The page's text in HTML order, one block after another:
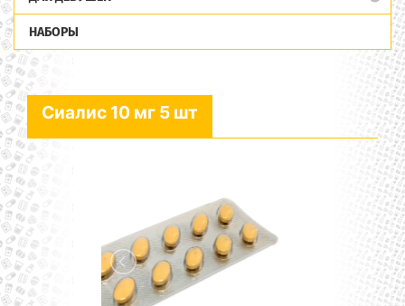
НАБОРЫ
Сиалис 10 мг 5 шт